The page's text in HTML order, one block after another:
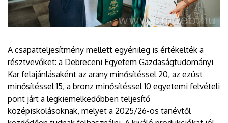
A csapatteljesítmény mellett egyénileg is értékelték a
résztvevőket: a Debreceni Egyetem Gazdaságtudományi
Kar felajánlásaként az arany minősítéssel 20, az ezüst
minősítéssel 15, a bronz minősítéssel 10 egyetemi felvételi
pont járt a legkiemelkedőbben teljesítő
középiskolásoknak, melyet a 2025/26-os tanévtől